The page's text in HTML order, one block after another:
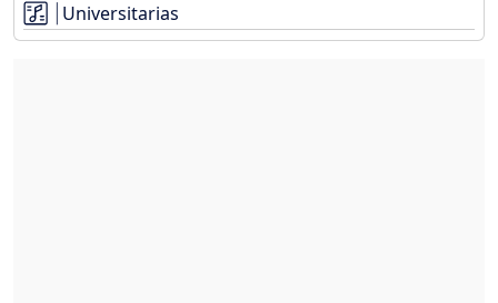
Universitarias